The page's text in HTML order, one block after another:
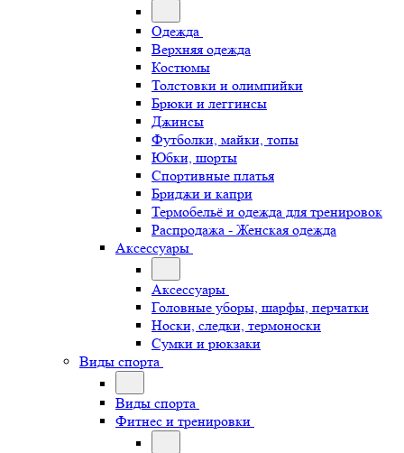
Одежда
Верхняя одежда
Костюмы
Толстовки и олимпийки
Брюки и леггинсы
Джинсы
Футболки, майки, топы
Юбки, шорты
Спортивные платья
Бриджи и капри
Термобельё и одежда для тренировок
Распродажа - Женская одежда
Аксессуары
Аксессуары
Головные уборы, шарфы, перчатки
Носки, следки, термоноски
Сумки и рюкзаки
Виды спорта
Виды спорта
Фитнес и тренировки